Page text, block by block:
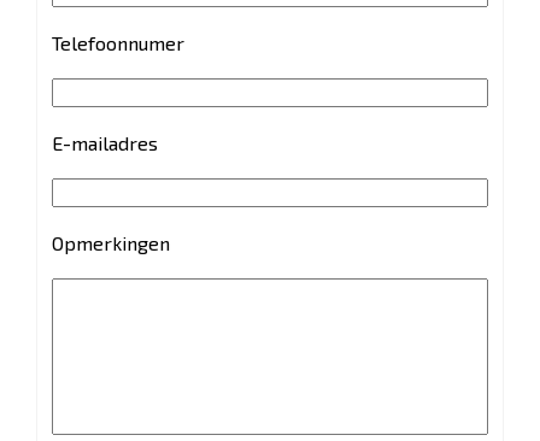
Telefoonnumer
E-mailadres
Opmerkingen